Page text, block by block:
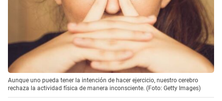
Aunque uno pueda tener la intención de hacer ejercicio, nuestro cerebro
rechaza la actividad física de manera inconsciente. (Foto: Getty Images)